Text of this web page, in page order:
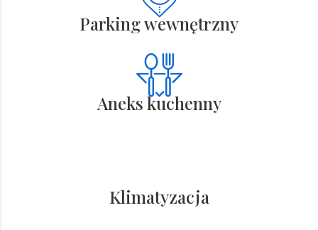
Parking wewnętrzny
Aneks kuchenny
Klimatyzacja